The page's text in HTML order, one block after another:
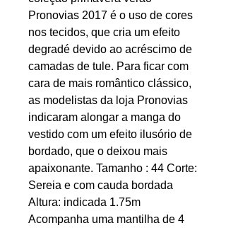
Pronovias 2017 é o uso de cores
nos tecidos, que cria um efeito
degradé devido ao acréscimo de
camadas de tule. Para ficar com
cara de mais romântico clássico,
as modelistas da loja Pronovias
indicaram alongar a manga do
vestido com um efeito ilusório de
bordado, que o deixou mais
apaixonante. Tamanho : 44 Corte:
Sereia e com cauda bordada
Altura: indicada 1.75m
Acompanha uma mantilha de 4